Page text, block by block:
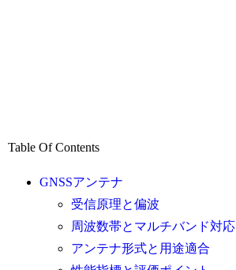
Table Of Contents
GNSSアンテナ
受信原理と偏波
周波数帯とマルチバンド対応
アンテナ形式と用途適合